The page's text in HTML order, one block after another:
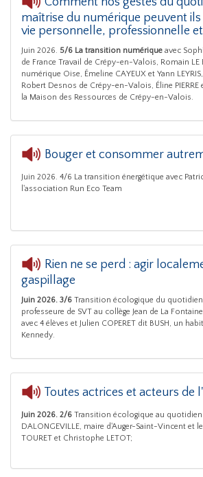
maîtrise du numérique peuvent
vie personnelle, professionnelle
Juin 2026. 5/6 La transition numérique avec
de France Travail de Crépy-en-Valois, Romain LE
numérique Oise, Émeline CAYEUX et Yann
Robert Desnos de Crépy-en-Valois, Éline PIERRE
la Maison des Ressources de Crépy-en-Valois.
gestes du quotidien et notre maîtrise du
Bouger et consommer
Juin 2026. 4/6 La transition énergétique avec
l'association Run Eco Team
Série
Rien ne se perd : agir
gaspillage
Juin 2026. 3/6 Transition écologique du quotidien
professeure de SVT au collège Jean de La
avec 4 élèves et Julien COPERET dit BUSH, un
Kennedy.
Toutes actrices et acteurs de
Juin 2026. 2/6 Transition écologique au quotidien
DALONGEVILLE, maire d'Auger-Saint-Vincent et
TOURET et Christophe LETOT;
Série